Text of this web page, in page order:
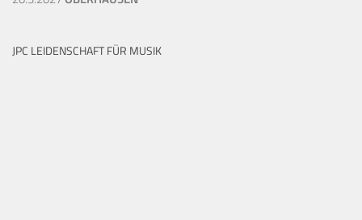
JPC LEIDENSCHAFT FÜR MUSIK